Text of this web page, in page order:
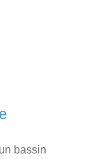
bassin